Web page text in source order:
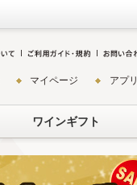
マイページ アプリ
ワインギフト